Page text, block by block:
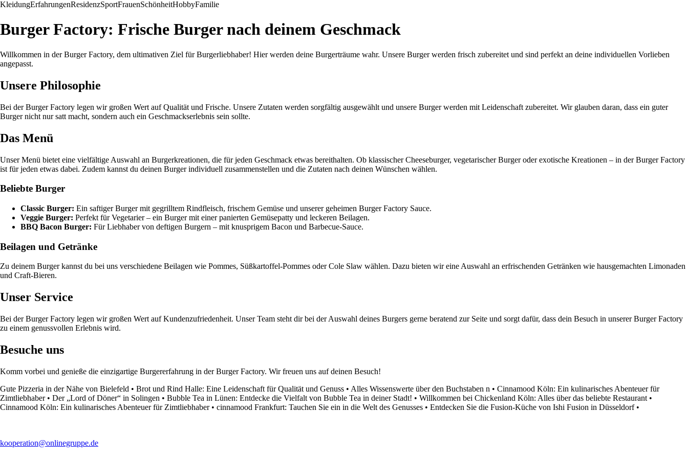
KleidungErfahrungenResidenzSportFrauenSchönheitHobbyFamilie
Burger Factory: Frische Burger nach deinem Geschmack
Willkommen in der Burger Factory, dem ultimativen Ziel für Burgerliebhaber! Hier werden deine Burgerträume wahr. Unsere Burger werden frisch zubereitet und sind perfekt an deine individuellen Vorlieben
angepasst.
Unsere Philosophie
Bei der Burger Factory legen wir großen Wert auf Qualität und Frische. Unsere Zutaten werden sorgfältig ausgewählt und unsere Burger werden mit Leidenschaft zubereitet. Wir glauben daran, dass ein guter
Burger nicht nur satt macht, sondern auch ein Geschmackserlebnis sein sollte.
Das Menü
Unser Menü bietet eine vielfältige Auswahl an Burgerkreationen, die für jeden Geschmack etwas bereithalten. Ob klassischer Cheeseburger, vegetarischer Burger oder exotische Kreationen – in der Burger Factory
ist für jeden etwas dabei. Zudem kannst du deinen Burger individuell zusammenstellen und die Zutaten nach deinen Wünschen wählen.
Beliebte Burger
Classic Burger: Ein saftiger Burger mit gegrilltem Rindfleisch, frischem Gemüse und unserer geheimen Burger Factory Sauce.
Veggie Burger: Perfekt für Vegetarier – ein Burger mit einer panierten Gemüsepatty und leckeren Beilagen.
BBQ Bacon Burger: Für Liebhaber von deftigen Burgern – mit knusprigem Bacon und Barbecue-Sauce.
Beilagen und Getränke
Zu deinem Burger kannst du bei uns verschiedene Beilagen wie Pommes, Süßkartoffel-Pommes oder Cole Slaw wählen. Dazu bieten wir eine Auswahl an erfrischenden Getränken wie hausgemachten Limonaden
und Craft-Bieren.
Unser Service
Bei der Burger Factory legen wir großen Wert auf Kundenzufriedenheit. Unser Team steht dir bei der Auswahl deines Burgers gerne beratend zur Seite und sorgt dafür, dass dein Besuch in unserer Burger Factory
zu einem genussvollen Erlebnis wird.
Besuche uns
Komm vorbei und genieße die einzigartige Burgererfahrung in der Burger Factory. Wir freuen uns auf deinen Besuch!
Gute Pizzeria in der Nähe von Bielefeld • Brot und Rind Halle: Eine Leidenschaft für Qualität und Genuss • Alles Wissenswerte über den Buchstaben n • Cinnamood Köln: Ein kulinarisches Abenteuer für
Zimtliebhaber• Der „Lord of Döner“ in Solingen • Bubble Tea in Lünen: Entdecke die Vielfalt von Bubble Tea in deiner Stadt! • Willkommen bei Chickenland Köln: Alles über das beliebte Restaurant •
Cinnamood Köln: Ein kulinarisches Abenteuer für Zimtliebhaber• cinnamood Frankfurt: Tauchen Sie ein in die Welt des Genusses • Entdecken Sie die Fusion-Küche von Ishi Fusion in Düsseldorf•
kooperation@onlinegruppe.de